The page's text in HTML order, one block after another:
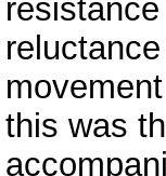
this was